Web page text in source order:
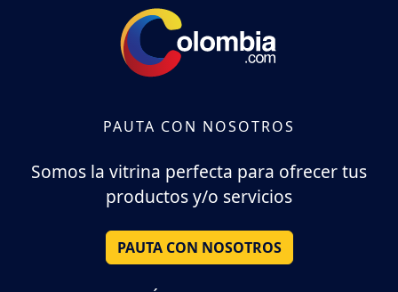
PAUTA CON NOSOTROS
Somos la vitrina perfecta para ofrecer tus
productos y/o servicios
PAUTA CON NOSOTROS